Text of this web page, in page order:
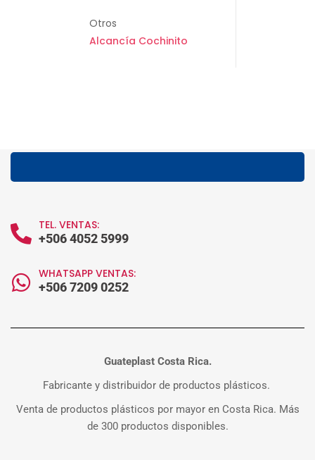
Otros
Alcancía Cochinito
TEL. VENTAS:
+506 4052 5999
WHATSAPP VENTAS:
+506 7209 0252
Guateplast Costa Rica.
Fabricante y distribuidor de productos plásticos.
Venta de productos plásticos por mayor en Costa Rica. Más
de 300 productos disponibles.